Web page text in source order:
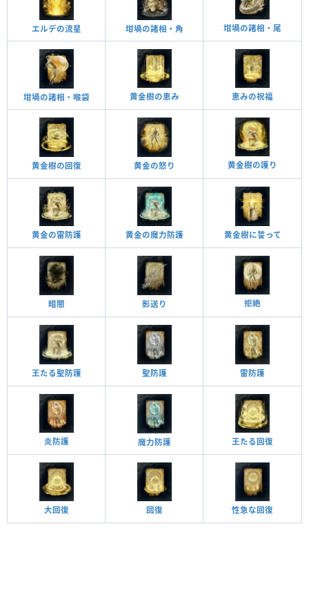
エルデの流星 坩堝の諸相・角 坩堝の諸相・尾
坩堝の諸相・喉袋 黄金樹の恵み 恵みの祝福
黄金樹の回復 黄金の怒り 黄金樹の護り
黄金の雷防護 黄金の魔力防護 黄金樹に誓って
暗闇 影送り 拒絶
王たる聖防護 聖防護 雷防護
炎防護 魔力防護 王たる回復
大回復 回復 性急な回復